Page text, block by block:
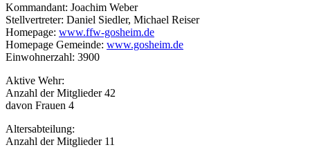
Kommandant: Joachim Weber
Stellvertreter: Daniel Siedler, Michael Reiser
Homepage: www.ffw-gosheim.de
Homepage Gemeinde: www.gosheim.de
Einwohnerzahl: 3900
Aktive Wehr:
Anzahl der Mitglieder 42
davon Frauen 4
Altersabteilung:
Anzahl der Mitglieder 11